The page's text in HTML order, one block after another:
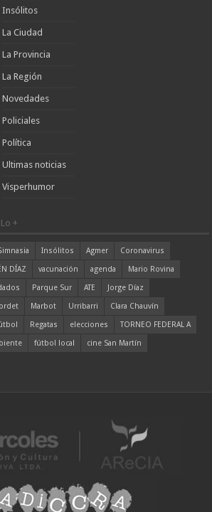
Insólitos
La Ciudad
La Provincia
La Región
Novedades
Policiales
Política
Ultimas noticias
Visperhumor
Lo +
Insólitos Agmer
Coronavirus
DÍAZ vacunación agenda
Mario Rovina
Parque Sur ATE
Jorge Díaz
Marbot Urribarri
Clara Chauvín
Regatas elecciones
TORNEO FEDERAL A
fútbol local cine San Martín